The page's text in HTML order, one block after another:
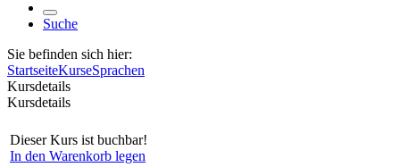
Suche
Sie befinden sich hier:
StartseiteKurseSprachen
Kursdetails
Kursdetails
Dieser Kurs ist buchbar!
In den Warenkorb legen